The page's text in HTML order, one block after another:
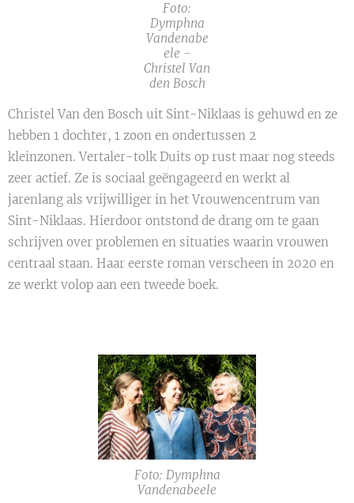
Foto:
Dymphna
Vandenabe
ele -
Christel Van
den Bosch
Christel Van den Bosch uit Sint-Niklaas is gehuwd en ze
hebben 1 dochter, 1 zoon en ondertussen 2
kleinzonen. Vertaler-tolk Duits op rust maar nog steeds
zeer actief. Ze is sociaal geëngageerd en werkt al
jarenlang als vrijwilliger in het Vrouwencentrum van
Sint-Niklaas. Hierdoor ontstond de drang om te gaan
schrijven over problemen en situaties waarin vrouwen
centraal staan. Haar eerste roman verscheen in 2020 en
ze werkt volop aan een tweede boek.
Foto: Dymphna
Vandenabeele